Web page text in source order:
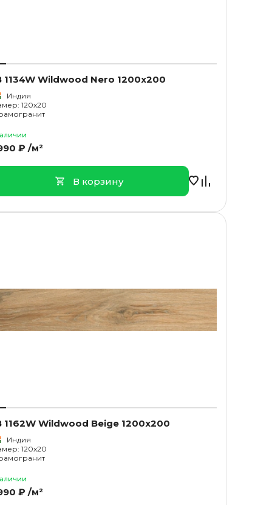
1134W Wildwood Nero 1200x200
Индия
120x20
₽ /м²
В корзину
1162W Wildwood Beige 1200x200
Индия
120x20
₽ /м²